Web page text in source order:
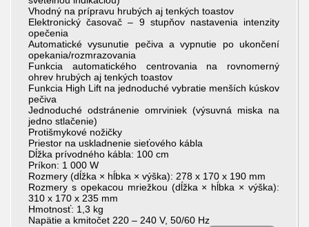
Vhodný na prípravu hrubých aj tenkých toastov
Elektronický časovač – 9 stupňov nastavenia intenzity
opečenia
Automatické vysunutie pečiva a vypnutie po ukončení
opekania/rozmrazovania
Funkcia automatického centrovania na rovnomerný
ohrev hrubých aj tenkých toastov
Funkcia High Lift na jednoduché vybratie menších kúskov
pečiva
Jednoduché odstránenie omrviniek (výsuvná miska na
jedno stlačenie)
Protišmykové nožičky
Priestor na uskladnenie sieťového kábla
Dĺžka prívodného kábla: 100 cm
Príkon: 1 000 W
Rozmery (dĺžka × hĺbka × výška): 278 x 170 x 190 mm
Rozmery s opekacou mriežkou (dĺžka × hĺbka × výška):
310 x 170 x 235 mm
Hmotnosť: 1,3 kg
Napätie a kmitočet 220 – 240 V, 50/60 Hz